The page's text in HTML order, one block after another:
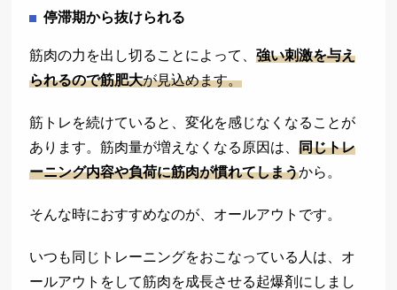
停滞期から抜けられる
筋肉の力を出し切ることによって、強い刺激を与え
られるので筋肥大が見込めます。
筋トレを続けていると、変化を感じなくなることが
あります。筋肉量が増えなくなる原因は、同じトレ
ーニング内容や負荷に筋肉が慣れてしまうから。
そんな時におすすめなのが、オールアウトです。
いつも同じトレーニングをおこなっている人は、オ
ールアウトをして筋肉を成長させる起爆剤にしまし